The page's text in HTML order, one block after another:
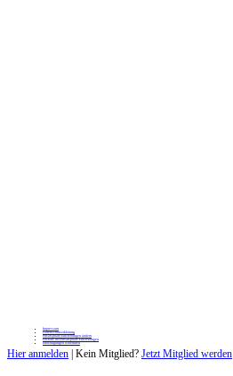
Impressum
Datenschutzerklärung
Privatsphäre-Einstellungen ändern
Historie der Privatsphäre-Einstellungen
Einwilligungen widerrufen
Hier anmelden | Kein Mitglied? Jetzt Mitglied werden